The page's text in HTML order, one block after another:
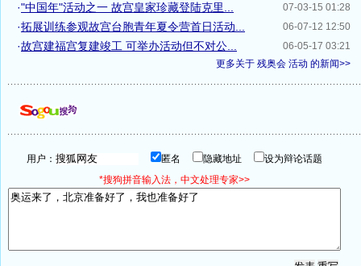
07-03-15 01:28
·"中国年"活动之一 故宫皇家珍藏登陆克里...
06-07-12 12:50
·拓展训练参观故宫台胞青年夏令营首日活动...
06-05-17 03:21
·故宫建福宫复建竣工 可举办活动但不对公...
更多关于 残奥会 活动 的新闻>>
用户： 匿名 隐藏地址
设为辩论话题
*搜狗拼音输入法，中文处理专家>>